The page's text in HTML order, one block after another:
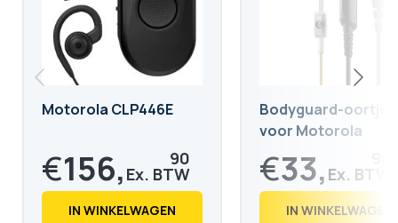
Motorola CLP446E
€156, 90
€ 189,
IN WINKELWAGEN
Bodyguard-oortje
voor Motorola
CLP446e
€33,
€ 41,IN WINKELWAGEN